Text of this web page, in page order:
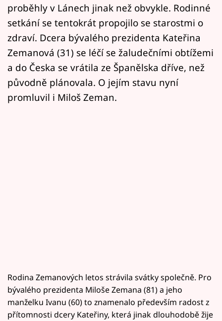
Sledujte nás
proběhly v Lánech jinak než obvykle. Rodinné
setkání se tentokrát propojilo se starostmi o
zdraví. Dcera bývalého prezidenta Kateřina
Zemanová (31) se léčí se žaludečními obtížemi
a do Česka se vrátila ze Španělska dříve, než
původně plánovala. O jejím stavu nyní
promluvil i Miloš Zeman.
Rodina Zemanových letos strávila svátky společně. Pro
bývalého prezidenta Miloše Zemana (81) a jeho
manželku Ivanu (60) to znamenalo především radost z
přítomnosti dcery Kateřiny, která jinak dlouhodobě žije